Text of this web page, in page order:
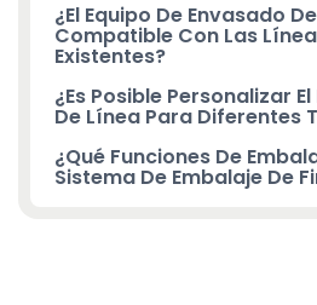
¿El Equipo De Envasado
Compatible Con Las
Existentes?
¿Es Posible Personalizar
De Línea Para Diferentes
¿Qué Funciones De
Sistema De Embalaje De